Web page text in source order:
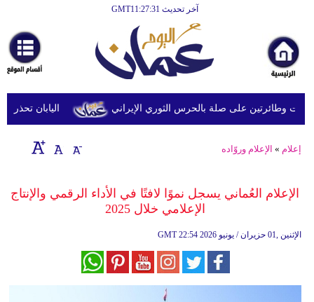
آخر تحديث GMT11:27:31
أخبارعاجلة
رياضة
ثقافة
إقتصاد
وموسيقى
اليابان تحذر من على صلة بالحرس الثوري الإيراني
إعلام » الإعلام وروّاده
الإعلام العُماني يسجل نموًا لافتًا في الأداء الرقمي والإنتاج
الإعلامي خلال 2025
GMT 22:54 2026 الإثنين ,01 حزيران / يونيو